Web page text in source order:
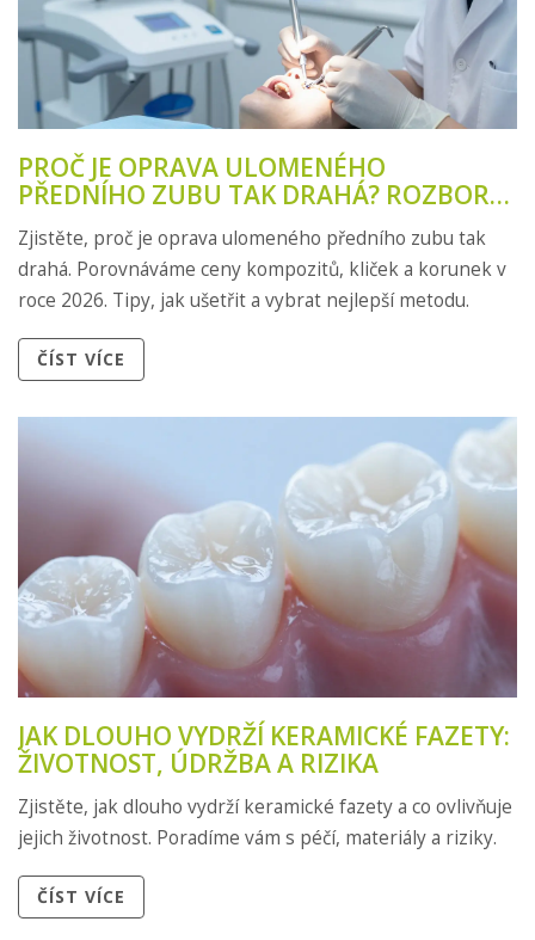
PROČ JE OPRAVA ULOMENÉHO
PŘEDNÍHO ZUBU TAK DRAHÁ? ROZBOR
CEN A METOD
Zjistěte, proč je oprava ulomeného předního zubu tak
drahá. Porovnáváme ceny kompozitů, kliček a korunek v
roce 2026. Tipy, jak ušetřit a vybrat nejlepší metodu.
ČÍST VÍCE
JAK DLOUHO VYDRŽÍ KERAMICKÉ FAZETY:
ŽIVOTNOST, ÚDRŽBA A RIZIKA
Zjistěte, jak dlouho vydrží keramické fazety a co ovlivňuje
jejich životnost. Poradíme vám s péčí, materiály a riziky.
ČÍST VÍCE